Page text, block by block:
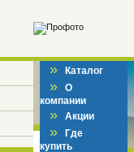
» Каталог
» О
компании
» Акции
» Где
купить